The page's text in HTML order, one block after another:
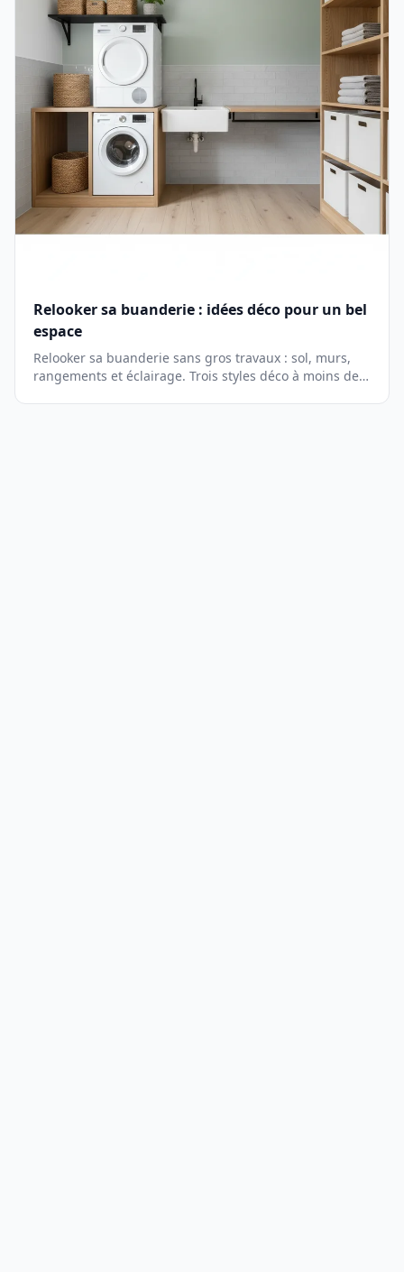
Relooker sa buanderie : idées déco pour un bel
espace
Relooker sa buanderie sans gros travaux : sol, murs,
rangements et éclairage. Trois styles déco à moins de